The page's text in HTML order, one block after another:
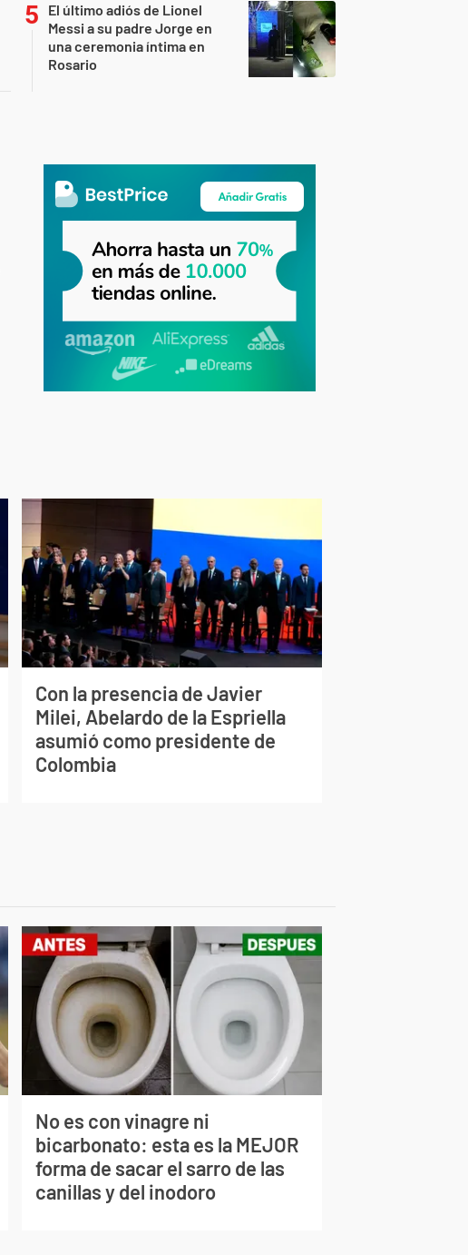
El último adiós de Lionel
Messi a su padre Jorge en
una ceremonia íntima en
Rosario
Con la presencia de Javier
Milei, Abelardo de la Espriella
asumió como presidente de
Colombia
No es con vinagre ni
bicarbonato: esta es la MEJOR
forma de sacar el sarro de las
canillas y del inodoro